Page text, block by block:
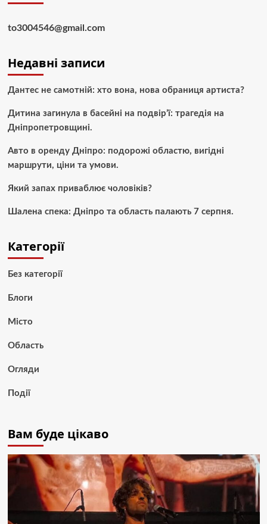
to3004546@gmail.com
Недавні записи
Дантес не самотній: хто вона, нова обраниця артиста?
Дитина загинула в басейні на подвір’ї: трагедія на
Дніпропетровщині.
Авто в оренду Дніпро: подорожі областю, вигідні
маршрути, ціни та умови.
Який запах приваблює чоловіків?
Шалена спека: Дніпро та область палають 7 серпня.
Категорії
Без категорії
Блоги
Місто
Область
Огляди
Події
Вам буде цікаво